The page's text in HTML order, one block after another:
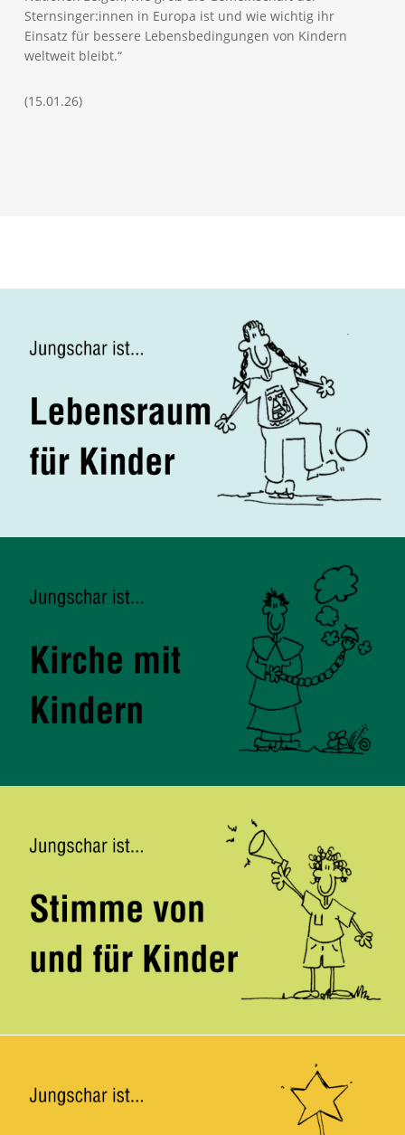
Sternsinger:innen in Europa ist und wie wichtig ihr
Einsatz für bessere Lebensbedingungen von Kindern
weltweit bleibt.“
(15.01.26)